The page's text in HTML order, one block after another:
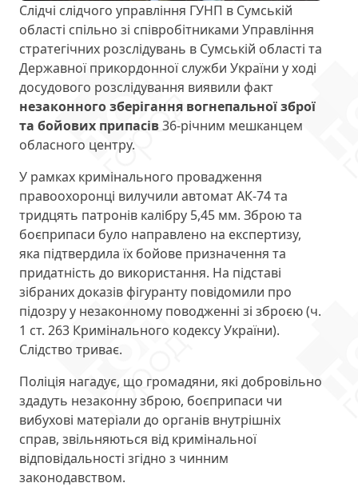
Слідчі слідчого управління ГУНП в Сумській
області спільно зі співробітниками Управління
стратегічних розслідувань в Сумській області та
Державної прикордонної служби України у ході
досудового розслідування виявили факт
незаконного зберігання вогнепальної зброї
та бойових припасів36-річним мешканцем
обласного центру.
У рамках кримінального провадження
правоохоронці вилучили автомат АК-74 та
тридцять патронів калібру 5,45 мм. Зброю та
боєприпаси було направлено на експертизу,
яка підтвердила їх бойове призначення та
придатність до використання. На підставі
зібраних доказів фігуранту повідомили про
підозру у незаконному поводженні зі зброєю (ч.
1 ст. 263 Кримінального кодексу України).
Слідство триває.
Поліція нагадує, що громадяни, які добровільно
здадуть незаконну зброю, боєприпаси чи
вибухові матеріали до органів внутрішніх
справ, звільняються від кримінальної
відповідальності згідно з чинним
законодавством.